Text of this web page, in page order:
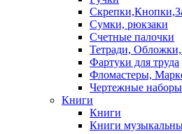
Сумки, рюкзаки
Счетные палочки
Тетради,
Фартуки для труда
Фломастеры,
Чертежные
Книги
Книги
Книги